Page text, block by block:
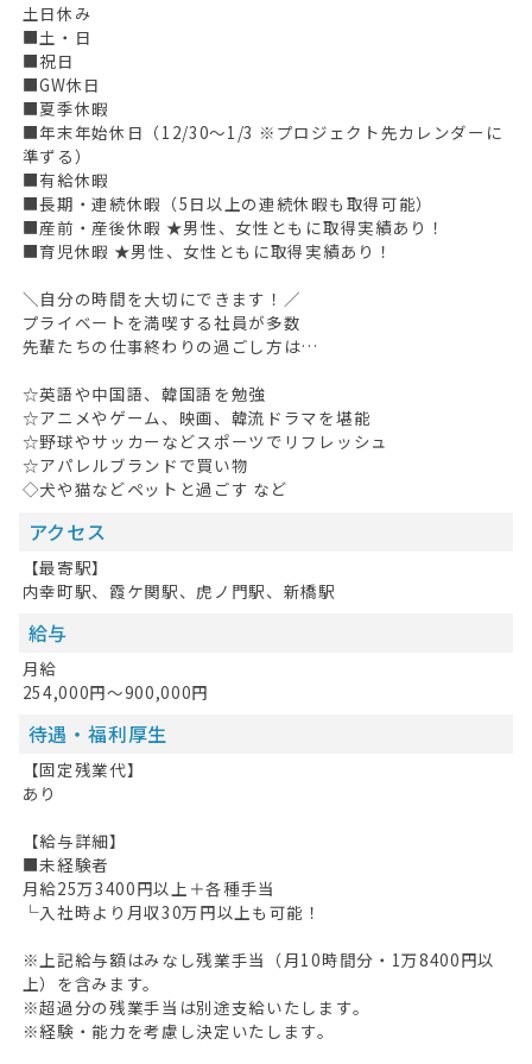
土日休み
■土・日
■祝日
■GW休日
■夏季休暇
■年末年始休日（12/30～1/3 ※プロジェクト先カレンダーに
準ずる）
■有給休暇
■長期・連続休暇（5日以上の連続休暇も取得可能）
■産前・産後休暇 ★男性、女性ともに取得実績あり！
■育児休暇 ★男性、女性ともに取得実績あり！
＼自分の時間を大切にできます！／
プライベートを満喫する社員が多数
先輩たちの仕事終わりの過ごし方は…
☆英語や中国語、韓国語を勉強
☆アニメやゲーム、映画、韓流ドラマを堪能
☆野球やサッカーなどスポーツでリフレッシュ
☆アパレルブランドで買い物
◇犬や猫などペットと過ごす など
アクセス
【最寄駅】
内幸町駅、霞ケ関駅、虎ノ門駅、新橋駅
給与
月給
254,000円～900,000円
待遇・福利厚生
【固定残業代】
あり
【給与詳細】
■未経験者
月給25万3400円以上＋各種手当
└入社時より月収30万円以上も可能！
※上記給与額はみなし残業手当（月10時間分・1万8400円以
上）を含みます。
※超過分の残業手当は別途支給いたします。
※経験・能力を考慮し決定いたします。